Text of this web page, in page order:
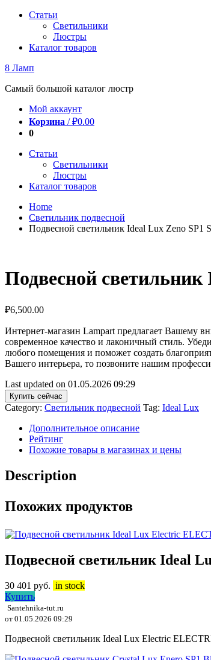
Перейти
содержимому
Статьи
Светильники
Люстры
Каталог товаров
8 Ламп
Самый большой каталог люстр
Мой аккаунт
Корзина /₽0.00
0
Статьи
Светильники
Люстры
Каталог товаров
Home
Светильник подвесной
Подвесной светильник Ideal Lux Zeno SP1
Подвесной
₽6,500.00
Интернет-магазин Lampart предлагает Вашему
современное качество и лаконичный стиль.
любого помещения и поможет создать
Вашего интерьера, то позвоните нашим
Last updated on 01.05.2026 09:29
Купить сейчас
Category: Светильник подвесной Tag: Ideal Lux
Дополнительное описание
Рейтинг
Похожие товары в магазинах и цены
Description
Похожих продуктов
Подвесной светильник Ideal
30 401 руб. in stock
Купить
Santehnika-tut.ru
от 01.05.2026 09:29
Подвесной светильник Ideal Lux Electric